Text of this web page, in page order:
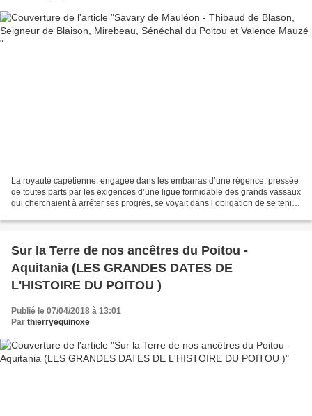
La royauté capétienne, engagée dans les embarras d’une régence, pressée
de toutes parts par les exigences d’une ligue formidable des grands vassaux
qui cherchaient à arrêter ses progrès, se voyait dans l’obligation de se tenir
Sur la Terre de nos ancêtres du Poitou -
Aquitania (LES GRANDES DATES DE
L'HISTOIRE DU POITOU )
Publié le 07/04/2018 à 13:01
Par thierryequinoxe